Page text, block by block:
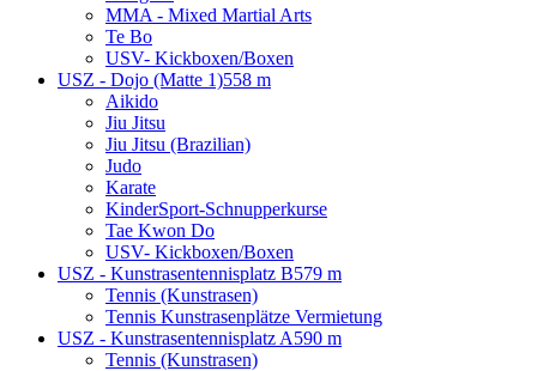
MMA - Mixed Martial Arts
Te Bo
USV- Kickboxen/Boxen
USZ - Dojo (Matte 1)558 m
Aikido
Jiu Jitsu
Jiu Jitsu (Brazilian)
Judo
Karate
KinderSport-Schnupperkurse
Tae Kwon Do
USV- Kickboxen/Boxen
USZ - Kunstrasentennisplatz B579 m
Tennis (Kunstrasen)
Tennis Kunstrasenplätze Vermietung
USZ - Kunstrasentennisplatz A590 m
Tennis (Kunstrasen)